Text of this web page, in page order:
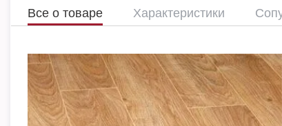
Все о товаре Характеристики